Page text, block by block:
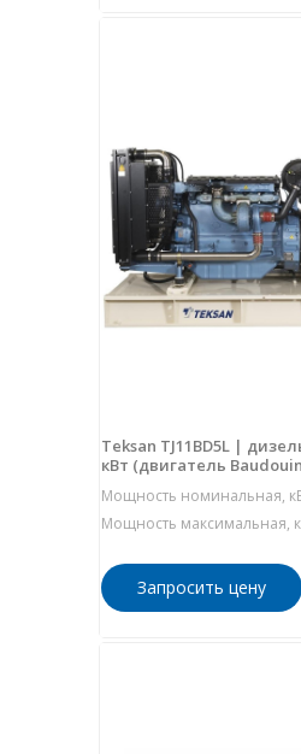
Teksan TJ11BD5L |
кВт (двигатель
Мощность номинальная,
Мощность максимальная,
Запросить цену